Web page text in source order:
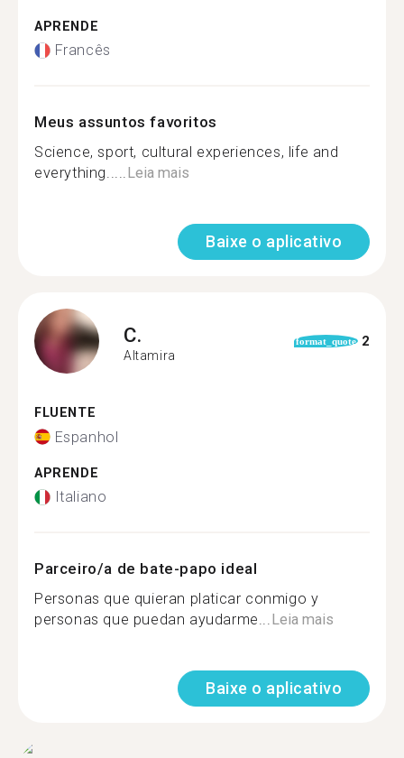
APRENDE
Francês
Meus assuntos favoritos
Science, sport, cultural experiences, life and
everything.....Leia mais
Baixe o aplicativo
C.
Altamira
format_quote 2
FLUENTE
Espanhol
APRENDE
Italiano
Parceiro/a de bate-papo ideal
Personas que quieran platicar conmigo y
personas que puedan ayudarme...Leia mais
Baixe o aplicativo